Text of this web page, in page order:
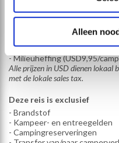
Alleen
Alle prijzen in USD dienen lokaal
met de lokale sales tax.
Bijkomende kosten
- Meer gereden mijlen dan
- Milieuheffing (USD9,95/
Alle prijzen in USD dienen lokaal
met de lokale sales tax.
Deze reis is exclusief
- Brandstof
- Kampeer- en entreegelden
- Campingreserveringen